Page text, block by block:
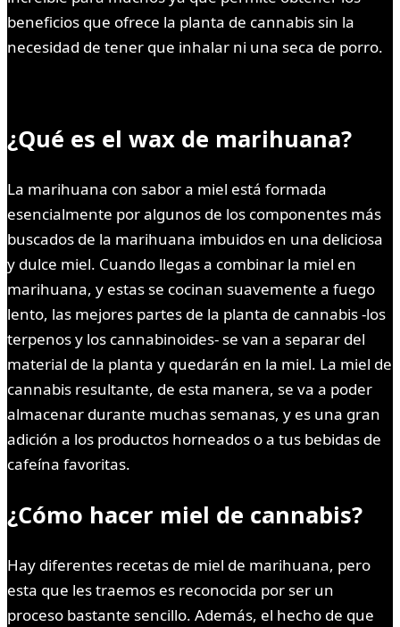
beneficios que ofrece la planta de cannabis sin la
necesidad de tener que inhalar ni una seca de porro.
¿Qué es el wax de marihuana?
La marihuana con sabor a miel está formada
esencialmente por algunos de los componentes más
buscados de la marihuana imbuidos en una deliciosa
y dulce miel. Cuando llegas a combinar la miel en
marihuana, y estas se cocinan suavemente a fuego
lento, las mejores partes de la planta de cannabis -los
terpenos y los cannabinoides- se van a separar del
material de la planta y quedarán en la miel. La miel de
cannabis resultante, de esta manera, se va a poder
almacenar durante muchas semanas, y es una gran
adición a los productos horneados o a tus bebidas de
cafeína favoritas.
¿Cómo hacer miel de cannabis?
Hay diferentes recetas de miel de marihuana, pero
esta que les traemos es reconocida por ser un
proceso bastante sencillo. Además, el hecho de que